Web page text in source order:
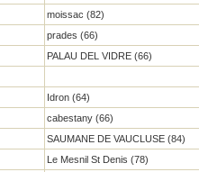
moissac (82)
prades (66)
PALAU DEL VIDRE (66)
Idron (64)
cabestany (66)
SAUMANE DE VAUCLUSE (84)
Le Mesnil St Denis (78)